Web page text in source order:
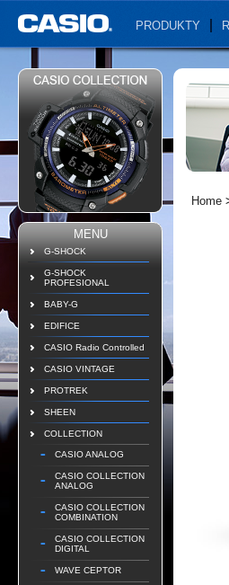
PRODUKTY
MENU
G-SHOCK
G-SHOCK
PROFESIONAL
BABY-G
EDIFICE
CASIO Radio Controlled
CASIO VINTAGE
PROTREK
SHEEN
COLLECTION
CASIO ANALOG
CASIO COLLECTION
ANALOG
CASIO COLLECTION
COMBINATION
CASIO COLLECTION
DIGITAL
WAVE CEPTOR
Home